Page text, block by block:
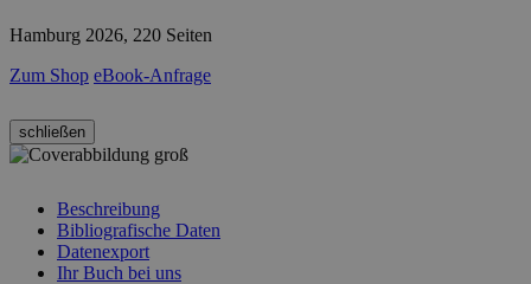
Hamburg 2026, 220 Seiten
Zum Shop eBook-Anfrage
schließen
Beschreibung
Bibliografische Daten
Datenexport
Ihr Buch bei uns